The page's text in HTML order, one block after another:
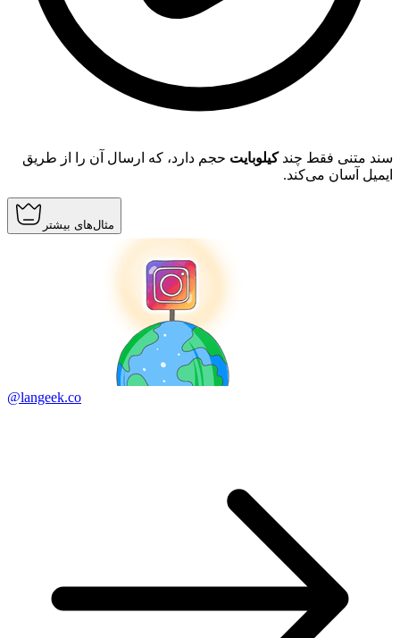
سند متنی فقط چندکیلوبایت حجم دارد، که ارسال آن را از طریق
ایمیل آسان می‌کند.
مثال‌های بیشتر
@langeek.co